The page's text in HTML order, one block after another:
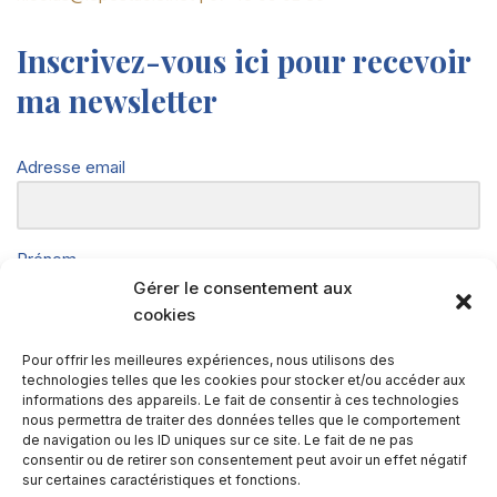
Gérer le consentement aux
cookies
Pour offrir les meilleures expériences, nous utilisons des
technologies telles que les cookies pour stocker et/ou accéder aux
informations des appareils. Le fait de consentir à ces technologies
nous permettra de traiter des données telles que le comportement
de navigation ou les ID uniques sur ce site. Le fait de ne pas
consentir ou de retirer son consentement peut avoir un effet négatif
sur certaines caractéristiques et fonctions.
Inscrivez-vous ici pour recevoir
ma newsletter
Adresse email
Prénom
Nom
Téléphone